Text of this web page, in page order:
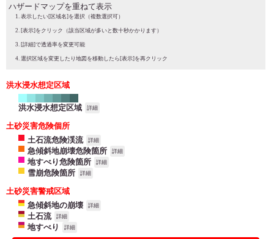
ハザードマップを重ねて表示
表示したい[区域名]を選択（複数選択可）
[表示]をクリック（該当区域が多いと数十秒かかります）
[詳細]で透過率を変更可能
選択区域を変更したり地図を移動したら[表示]を再クリック
洪水浸水想定区域
洪水浸水想定区域 詳細
土砂災害危険個所
土石流危険渓流
詳細
急傾斜地崩壊危険箇所 詳細
地すべり危険箇所 詳細
雪崩危険箇所 詳細
土砂災害警戒区域
急傾斜地の崩壊
詳細
土石流 詳細
地すべり 詳細